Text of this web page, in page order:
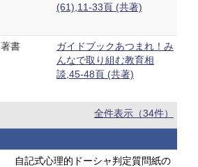
(61),11-33頁 (共著)
著書
ガイドブックあつまれ！み
んなで取り組む教育相
談,45-48頁 (共著)
全件表示（34件）
自記式心理的ドーシャ判定質問紙の